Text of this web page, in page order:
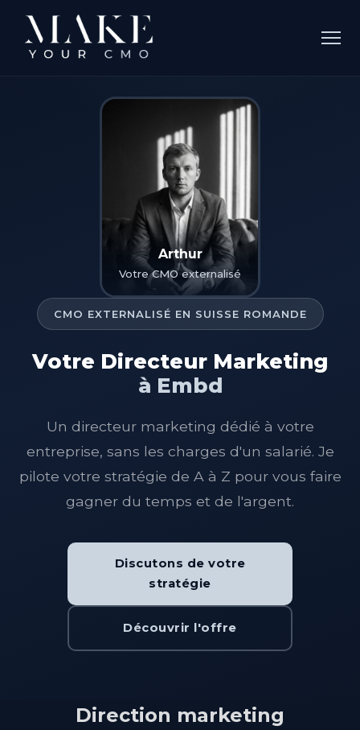
CMO EXTERNALISÉ EN SUISSE ROMANDE
Votre Directeur Marketing
à Embd
Un directeur marketing dédié à votre
entreprise, sans les charges d'un salarié. Je
pilote votre stratégie de A à Z pour vous faire
gagner du temps et de l'argent.
Discutons de votre
stratégie
Découvrir l'offre
Arthur
Votre CMO externalisé
Direction marketing